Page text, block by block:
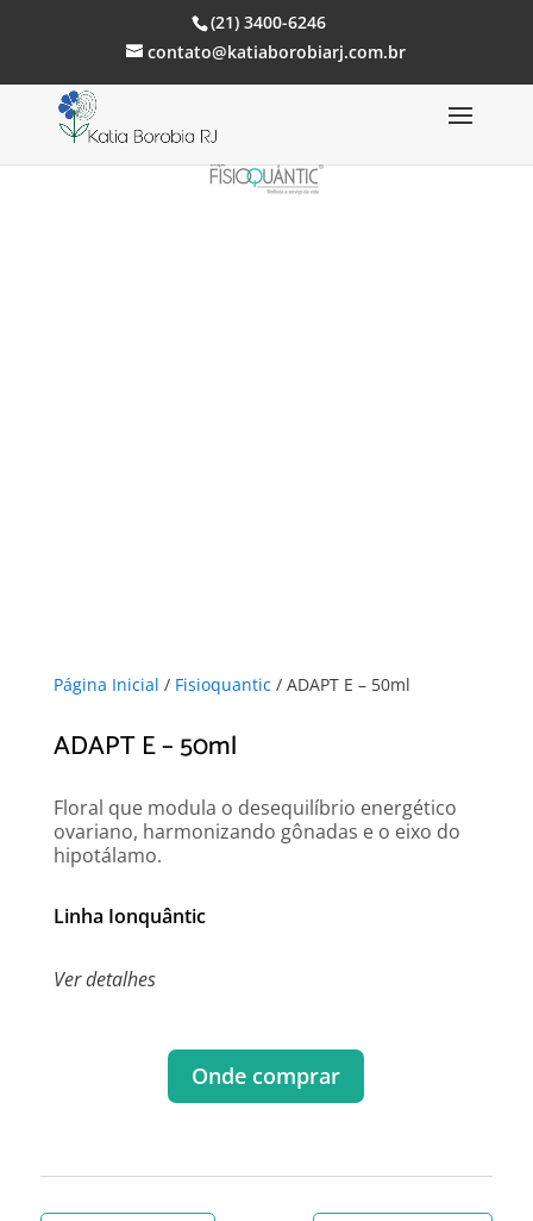
(21) 3400-6246
contato@katiaborobiarj.com.br
Página Inicial / Fisioquantic / ADAPT E – 50ml
ADAPT E – 50ml
Floral que modula o desequilíbrio energético
ovariano, harmonizando gônadas e o eixo do
hipotálamo.
Linha Ionquântic
Ver detalhes
Onde comprar